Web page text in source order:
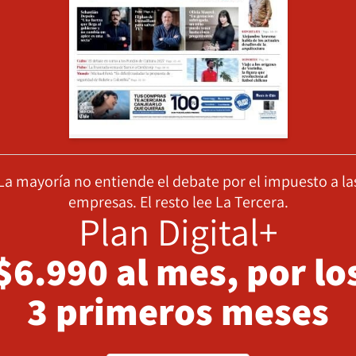
mayoría no entiende el debate por el impuesto a
empresas. El resto lee La Tercera.
Plan Digital+
al mes, por
3 primeros meses